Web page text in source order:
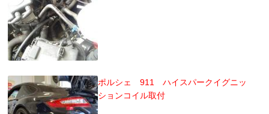
ポルシェ 911 ハイスパークイグニッ
ションコイル取付